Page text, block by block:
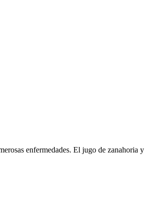
enfermedades. El jugo de zanahoria y